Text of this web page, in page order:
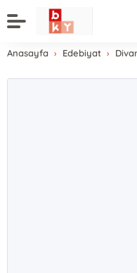
Anasayfa Edebiyat